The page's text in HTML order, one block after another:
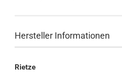
Hersteller Informationen
Rietze